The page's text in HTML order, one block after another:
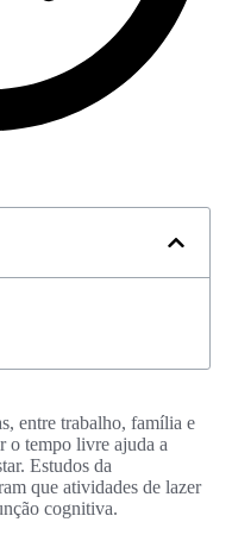
entre trabalho, família e
o tempo livre ajuda a
Estudos da
que atividades de lazer
cognitiva.